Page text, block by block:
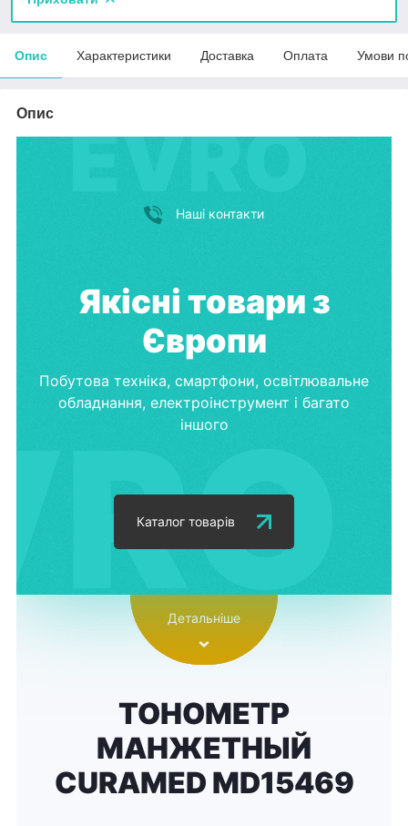
Опис Характеристики Доставка Оплата Умови
Опис
Наші контакти
Якісні товари з
Європи
Побутова техніка, смартфони, освітлювальне
обладнання, електроінструмент і багато
іншого
Каталог товарів
Детальніше
ТОНОМЕТР
МАНЖЕТНЫЙ
CURAMED MD15469